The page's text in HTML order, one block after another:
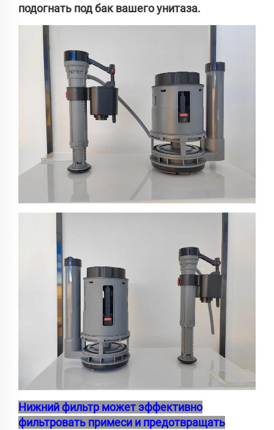
подогнать под бак вашего унитаза.
Нижний фильтр может эффективно
фильтровать примеси и предотвращать